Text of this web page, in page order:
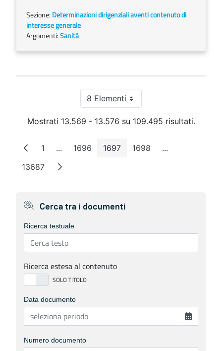
Sezione: Determinazioni dirigenziali aventi contenuto di
interesse generale
Argomenti:Sanità
8 ElementiPer pagina
Mostrati 13.569 - 13.576 su 109.495 risultati.
Pagina
1 ...Pagine intermedie
Pagina
1696 Pagina
1697 Pagina
1698 ...Pagine
Pagina
13687
Cerca tra i documenti
Ricerca testuale
Ricerca estesa al contenuto
Data documento
Numero documento